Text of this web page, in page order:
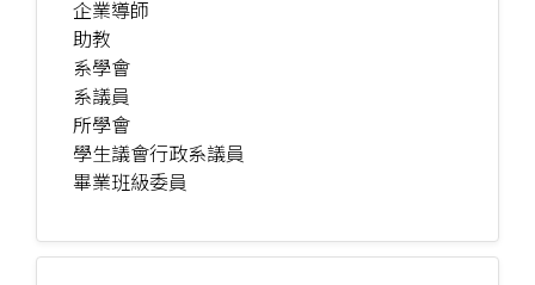
企業導師
助教
系學會
系議員
所學會
學生議會行政系議員
畢業班級委員